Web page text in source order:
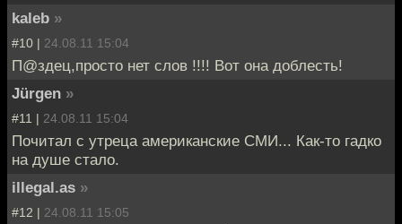
kaleb »
#10 | 24.08.11 15:04
П@здец,просто нет слов !!!! Вот она доблесть!
Jürgen »
#11 | 24.08.11 15:04
Почитал с утреца американские СМИ... Как-то гадко
на душе стало.
illegal.as »
#12 | 24.08.11 15:05